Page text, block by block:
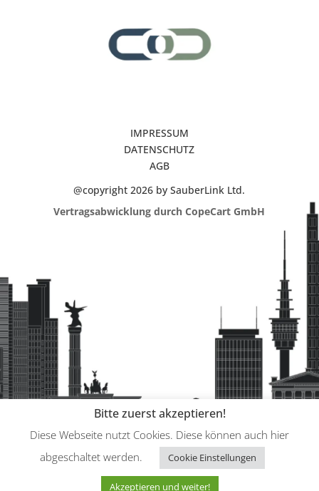
IMPRESSUM
DATENSCHUTZ
AGB
@copyright 2026 by SauberLink Ltd.
Vertragsabwicklung durch CopeCart GmbH
Bitte zuerst akzeptieren!
Diese Webseite nutzt Cookies. Diese können auch hier
abgeschaltet werden.
Cookie Einstellungen
Akzeptieren und weiter!